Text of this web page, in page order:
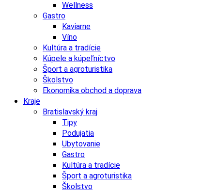
Wellness
Gastro
Kaviarne
Víno
Kultúra a tradície
Kúpele a kúpeľníctvo
Šport a agroturistika
Školstvo
Ekonomika obchod a doprava
Kraje
Bratislavský kraj
Tipy
Podujatia
Ubytovanie
Gastro
Kultúra a tradície
Šport a agroturistika
Školstvo